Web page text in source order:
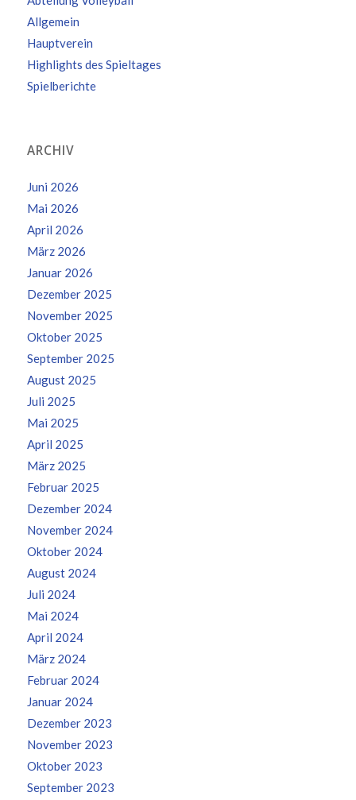
Allgemein
Hauptverein
Highlights des Spieltages
Spielberichte
ARCHIV
Juni 2026
Mai 2026
April 2026
März 2026
Januar 2026
Dezember 2025
November 2025
Oktober 2025
September 2025
August 2025
Juli 2025
Mai 2025
April 2025
März 2025
Februar 2025
Dezember 2024
November 2024
Oktober 2024
August 2024
Juli 2024
Mai 2024
April 2024
März 2024
Februar 2024
Januar 2024
Dezember 2023
November 2023
Oktober 2023
September 2023